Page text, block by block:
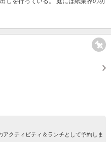
クティビティ＆ランチとして予約しま